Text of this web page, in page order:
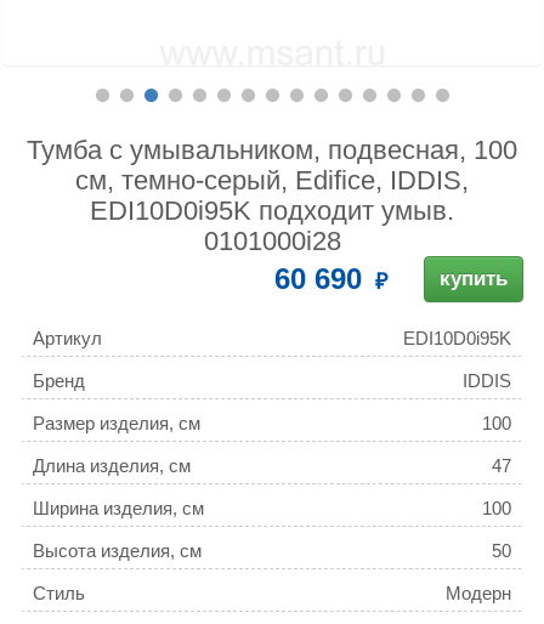
Тумба с умывальником, подвесная, 100
см, темно-серый, Edifice, IDDIS,
EDI10D0i95K подходит умыв.
0101000i28
60 690 купить
Артикул EDI10D0i95K
Бренд IDDIS
Размер изделия, см 100
Длина изделия, см 47
Ширина изделия, см 100
Высота изделия, см 50
Стиль Модерн